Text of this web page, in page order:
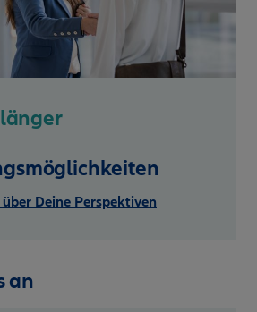
Deine Perspektiven
an